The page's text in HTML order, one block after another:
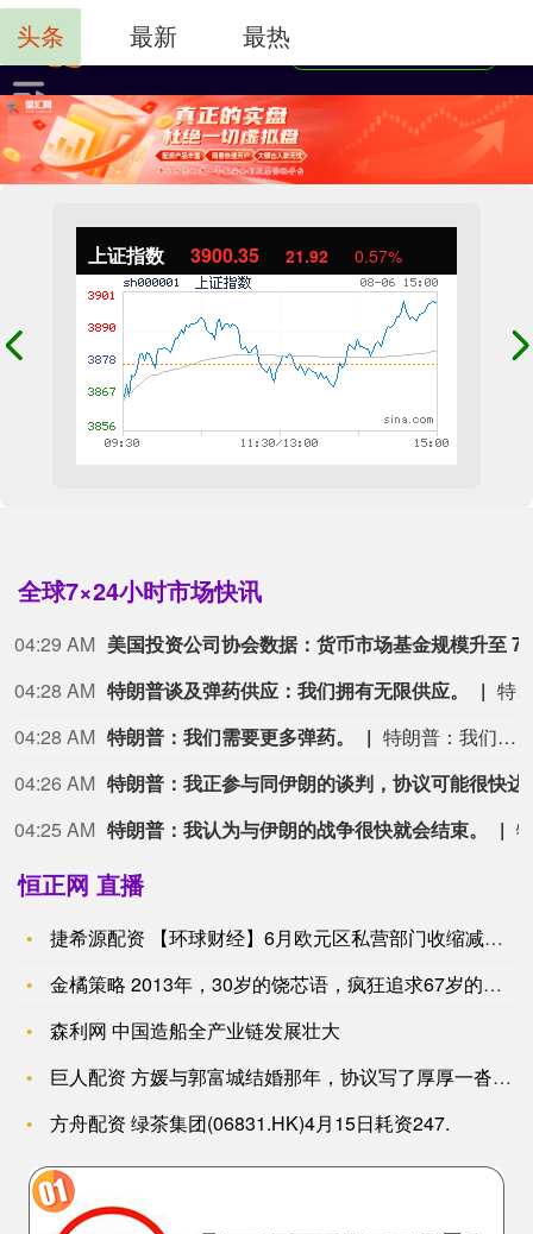
上证指数 3900.35 21.92 0.57%
全球7×24小时市场快讯
04:29 AM
04:28 AM 特朗普谈及弹药供应：我们拥有无限供应。
特朗普谈及弹药供应：我
04:28 AM 特朗普：我们需要更多弹药。
特朗普：我们需要更多弹药。
04:26 AM
04:25 AM 特朗普：我认为与伊朗的战争很快就会结束。
恒正网 直播
捷希源配资 【环球财经】6月欧元区私营部门收缩减弱 通胀压力
金橘策略 2013年，30岁的饶芯语，疯狂追求67岁的王奎荣
森利网 中国造船全产业链发展壮大
巨人配资 方媛与郭富城结婚那年，协议写了厚厚一沓，银行存款由
方舟配资 绿茶集团(06831.HK)4月15日耗资247.
头条 最新 最热